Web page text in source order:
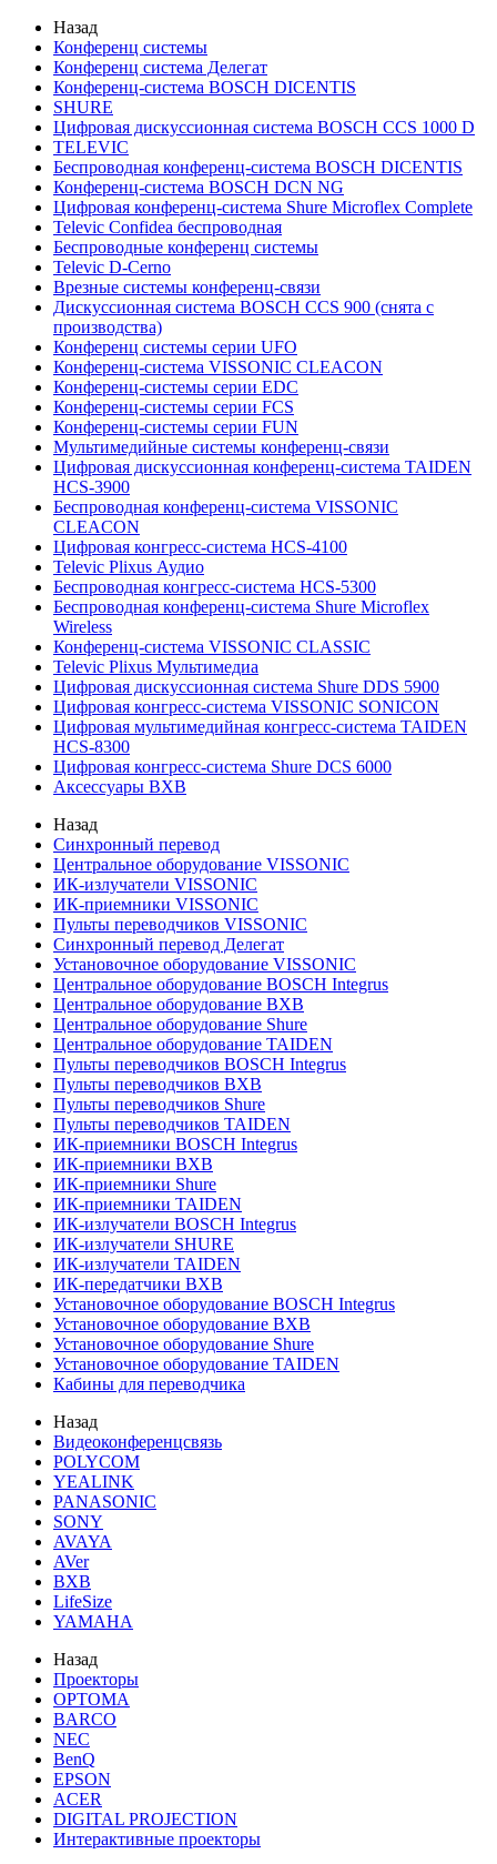
Назад
Конференц системы
Конференц система Делегат
Конференц-система BOSCH DICENTIS
SHURE
Цифровая дискуссионная система BOSCH CCS 1000 D
TELEVIC
Беспроводная конференц-система BOSCH DICENTIS
Конференц-система BOSCH DCN NG
Цифровая конференц-система Shure Microflex Complete
Televic Confidea беспроводная
Беспроводные конференц системы
Televic D-Cerno
Врезные системы конференц-связи
Дискуссионная система BOSCH CCS 900 (снята с
производства)
Конференц системы серии UFO
Конференц-система VISSONIC CLEACON
Конференц-системы серии EDC
Конференц-системы серии FCS
Конференц-системы серии FUN
Мультимедийные системы конференц-связи
Цифровая дискуссионная конференц-система TAIDEN
HCS-3900
Беспроводная конференц-система VISSONIC
CLEACON
Цифровая конгресс-система HCS-4100
Televic Plixus Аудио
Беспроводная конгресс-система HCS-5300
Беспроводная конференц-система Shure Microflex
Wireless
Конференц-система VISSONIC CLASSIC
Televic Plixus Мультимедиа
Цифровая дискуссионная система Shure DDS 5900
Цифровая конгресс-система VISSONIC SONICON
Цифровая мультимедийная конгресс-система TAIDEN
HCS-8300
Цифровая конгресс-система Shure DCS 6000
Аксессуары BXB
Назад
Синхронный перевод
Центральное оборудование VISSONIC
ИК-излучатели VISSONIC
ИК-приемники VISSONIC
Пульты переводчиков VISSONIC
Синхронный перевод Делегат
Установочное оборудование VISSONIC
Центральное оборудование BOSCH Integrus
Центральное оборудование BXB
Центральное оборудование Shure
Центральное оборудование TAIDEN
Пульты переводчиков BOSCH Integrus
Пульты переводчиков BXB
Пульты переводчиков Shure
Пульты переводчиков TAIDEN
ИК-приемники BOSCH Integrus
ИК-приемники BXB
ИК-приемники Shure
ИК-приемники TAIDEN
ИК-излучатели BOSCH Integrus
ИК-излучатели SHURE
ИК-излучатели TAIDEN
ИК-передатчики BXB
Установочное оборудование BOSCH Integrus
Установочное оборудование BXB
Установочное оборудование Shure
Установочное оборудование TAIDEN
Кабины для переводчика
Назад
Видеоконференцсвязь
POLYCOM
YEALINK
PANASONIC
SONY
AVAYA
AVer
BXB
LifeSize
YAMAHA
Назад
Проекторы
OPTOMA
BARCO
NEC
BenQ
EPSON
ACER
DIGITAL PROJECTION
Интерактивные проекторы